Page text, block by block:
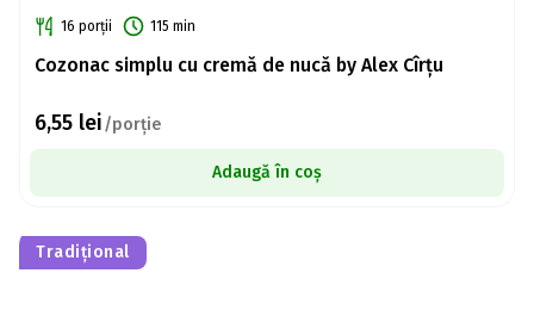
16 porții 115 min
Cozonac simplu cu cremă de nucă by Alex Cîrțu
6,55 lei/porție
Adaugă în coș
Tradițional